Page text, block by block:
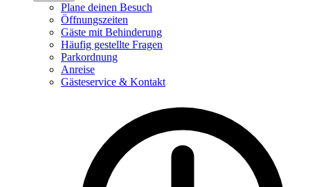
Plane deinen Besuch
Öffnungszeiten
Gäste mit Behinderung
Häufig gestellte Fragen
Parkordnung
Anreise
Gästeservice & Kontakt